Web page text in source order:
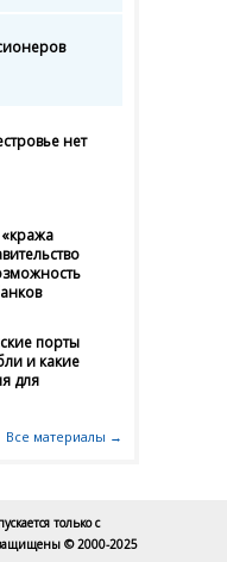
нет
«кража
порты
и какие
для
Все материалы →
только с
защищены © 2000-2025